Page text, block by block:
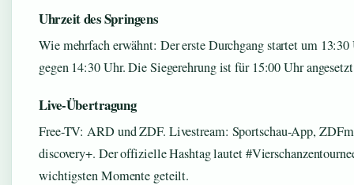
Uhrzeit des Springens
Wie mehrfach erwähnt: Der erste Durchgang startet um
gegen 14:30 Uhr. Die Siegerehrung ist für 15:00 Uhr
Live-Übertragung
Free-TV: ARD und ZDF. Livestream: Sportschau-App,
discovery+. Der offizielle Hashtag lautet
wichtigsten Momente geteilt.